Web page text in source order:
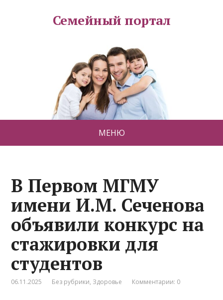
Семейный портал
МЕНЮ
В Первом МГМУ
имени И.М. Сеченова
объявили конкурс на
стажировки для
студентов
06.11.2025 Без рубрики, Здоровье Комментарии: 0